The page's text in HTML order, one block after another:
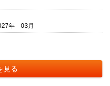
年 03月
見る